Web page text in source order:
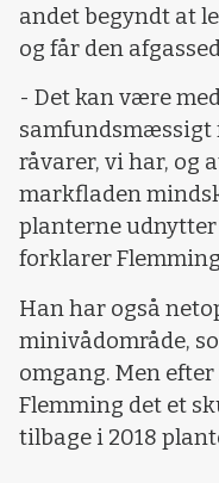
andet begyndt at
og får den
- Det kan være
samfundsmæssigt
råvarer, vi har, og
markfladen
planterne
forklarer
Han har også
minivådområde,
omgang. Men
Flemming det et
tilbage i 2018